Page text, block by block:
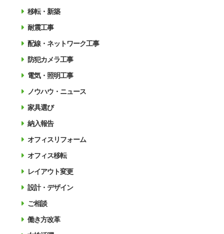
移転・新築
耐震工事
配線・ネットワーク工事
防犯カメラ工事
電気・照明工事
ノウハウ・ニュース
家具選び
納入報告
オフィスリフォーム
オフィス移転
レイアウト変更
設計・デザイン
ご相談
働き方改革